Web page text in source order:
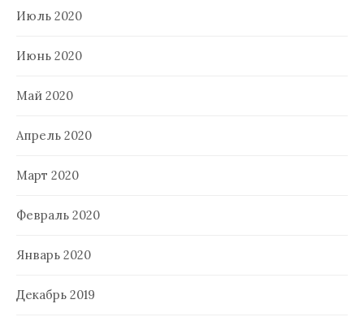
Июль 2020
Июнь 2020
Май 2020
Апрель 2020
Март 2020
Февраль 2020
Январь 2020
Декабрь 2019